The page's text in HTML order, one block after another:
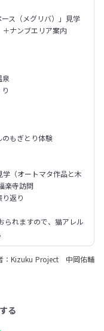
ス（メグリバ）」見学
ナンブエリア案内
泉
もぎとり体験
学（オートマタ作品と木
楽寺訪問
返り
られますので、猫アレル
：Kizuku Project 中岡佑輔
る